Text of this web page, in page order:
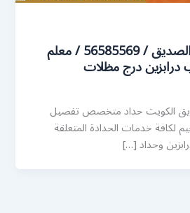
رقم حداد شبابيك الصديق / 56585569 / معلم
درابزين درج مظلات
الكويت حداد متخصص تفصيل
لكافة خدمات الحدادة المتعلقة
وحداد […]